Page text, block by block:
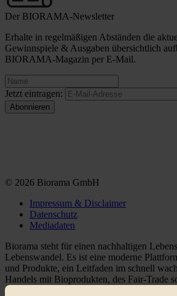
Der BIORAMA-Newsletter
Erhalte in regelmäßigen Abständen die
Gewinnspiele & Ausgaben übersichtlich
BIORAMA-Magazin per E-Mail.
Jetzt eintragen:
© 2026 Biorama GmbH
Impressum & Disclaimer
Datenschutz
Mediadaten
Biorama steht für einen nachhaltigen
Lebenswandel. Es ist eine moderne
und Produkte, ein Leitfaden im schnell
Handels mit Bioprodukten, des Fair-Trade
alternativer Energien.